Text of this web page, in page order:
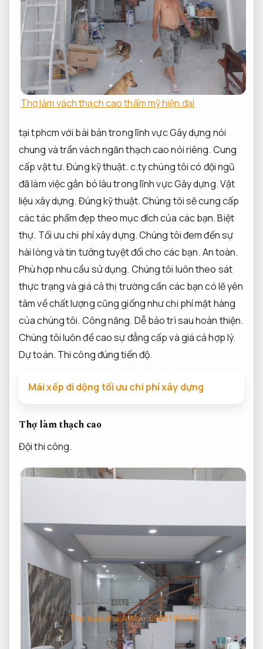
Thợ làm vách thạch cao thẩm mỹ hiện đại
tại tphcm với bài bản trong lĩnh vực Gây dựng nói
chung và trần vách ngăn thạch cao nói riêng. Cung
cấp vật tư.Đúng kỹ thuật.c.ty chúng tôi có đội ngũ
đã làm việc gắn bó lâu trong lĩnh vực Gây dựng.Vật
liệu xây dựng. Đúng kỹ thuật.Chúng tôi sẽ cung cấp
các tác phẩm đẹp theo mục đích của các bạn.Biệt
thự. Tối ưu chi phí xây dựng.Chúng tôi đem đến sự
hài lòng và tin tưởng tuyệt đối cho các bạn. An toàn.
Phù hợp nhu cầu sử dụng. Chúng tôi luôn theo sát
thực trạng và giá cả thị trường cần các bạn có lẽ yên
tâm về chất lượng cũng giống như chi phí mặt hàng
của chúng tôi. Công năng. Dễ bảo trì sau hoàn thiện.
Chúng tôi luôn đề cao sự đẳng cấp và giá cả hợp lý.
Dự toán. Thi công đúng tiến độ.
Mái xếp di dộng tối ưu chi phí xây dựng
Thợ làm thạch cao
Đội thi công.